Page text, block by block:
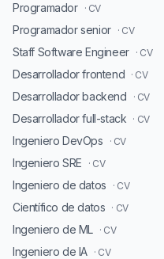
Programador · CV
Programador senior · CV
Staff Software Engineer · CV
Desarrollador frontend · CV
Desarrollador backend · CV
Desarrollador full-stack · CV
Ingeniero DevOps · CV
Ingeniero SRE · CV
Ingeniero de datos · CV
Científico de datos · CV
Ingeniero de ML · CV
Ingeniero de IA · CV